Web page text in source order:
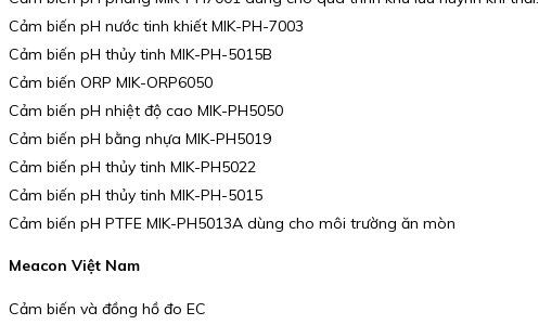
Cảm biến pH nước tinh khiết MIK-PH-7003
Cảm biến pH thủy tinh MIK-PH-5015B
Cảm biến ORP MIK-ORP6050
Cảm biến pH nhiệt độ cao MIK-PH5050
Cảm biến pH bằng nhựa MIK-PH5019
Cảm biến pH thủy tinh MIK-PH5022
Cảm biến pH thủy tinh MIK-PH-5015
Cảm biến pH PTFE MIK-PH5013A dùng cho môi trường ăn mòn
Meacon Việt Nam
Cảm biến và đồng hồ đo EC